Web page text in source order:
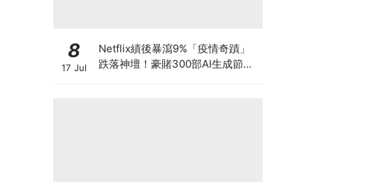
8
17 Jul
Netflix績後暴瀉9%「疫情奇蹟」
跌落神壇！豪賭300部AI生成節目